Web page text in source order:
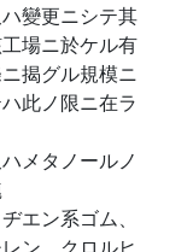
變更ニシテ其
場ニ於ケル有
揭グル規模ニ
此ノ限ニ在ラ
メタノールノ
エン系ゴム、